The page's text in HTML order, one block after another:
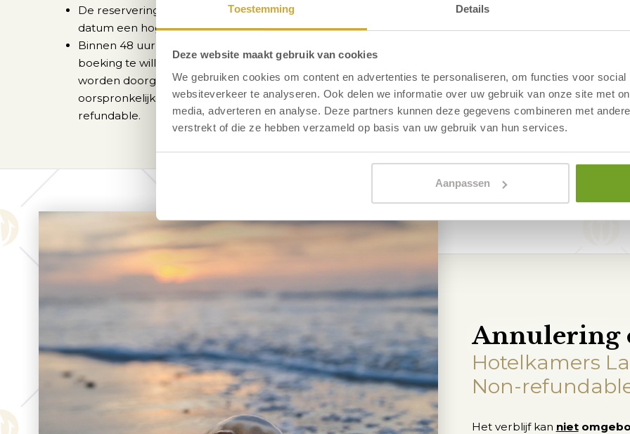
Toestemming Details
Deze website maakt gebruik van cookies
We gebruiken cookies om content en advertenties te personaliseren, om functies voor
websiteverkeer te analyseren. Ook delen we informatie over uw gebruik van onze site met
media, adverteren en analyse. Deze partners kunnen deze gegevens combineren met
verstrekt of die ze hebben verzameld op basis van uw gebruik van hun services.
Aanpassen
De reserveringswaarde dient minimaal gelijk te blijven. Geldt voor de nieuwe
datum een hoger tarief, zijn deze meerkosten voor uw eigen rekening.
Binnen 48 uur, nadat u aan ons kenbaar heeft gemaakt de datum van uw
boeking te willen wijzigen, dient de nieuwe aankomstdatum aan ons te
worden doorgegeven. Deze gewijzigde datum moet binnen 1 jaar na de
oorspronkelijke aankomstdatum liggen. De boeking wordt dan wel non-
refundable.
Annulering
Hotelkamers
Non-
Het verblijf kan niet